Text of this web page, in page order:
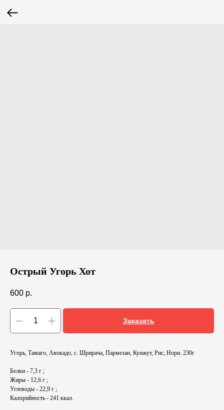
Острый Угорь Хот
600 р.
Заказать
Угорь, Тамаго, Авокадо, с. Шрирача, Пармезан, Кунжут, Рис, Нори. 230г
Белки - 7,3 г ;
Жиры - 12,6 г ;
Углеводы - 22,9 г ;
Калорийность - 241 ккал.